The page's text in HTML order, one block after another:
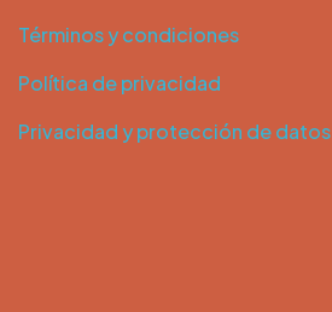
Términos y condiciones
Política de privacidad
Privacidad y protección de datos